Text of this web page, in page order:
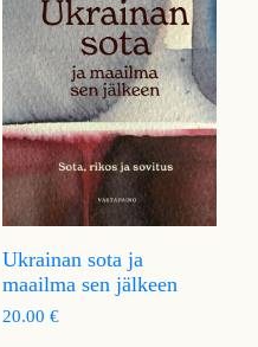
Ukrainan sota ja
maailma sen jälkeen
20.00 €